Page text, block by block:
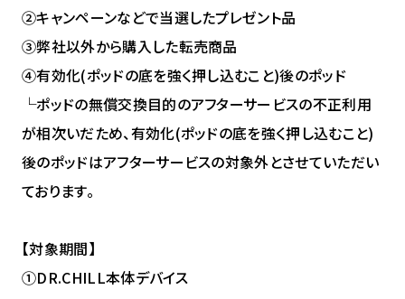
②キャンペーンなどで当選したプレゼント品
③弊社以外から購入した転売商品
④有効化(ポッドの底を強く押し込むこと)後のポッド
└ポッドの無償交換目的のアフターサービスの不正利用
が相次いだため、有効化(ポッドの底を強く押し込むこと)
後のポッドはアフターサービスの対象外とさせていただい
ております。
【対象期間】
①DR.CHILL本体デバイス